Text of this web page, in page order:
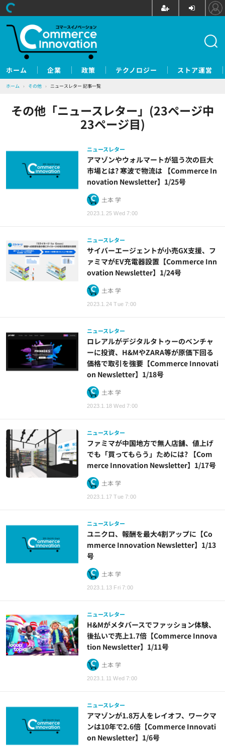
ホーム 企業 政策 テクノロジー ストア運営
ホーム › その他 › ニュースレター 記事一覧
その他「ニュースレター」(23ページ中
23ページ目)
ニュースレター
2023.1.25 Wed 7:00
アマゾンやウォルマートが狙う次の巨大
市場とは? 寒波で物流は 【Commerce In
novation Newsletter】1/25号
土本 学
ニュースレター
2023.1.24 Tue 7:00
サイバーエージェントが小売GX支援、フ
ァミマがEV充電器設置【Commerce Inn
ovation Newsletter】1/24号
土本 学
ニュースレター
2023.1.18 Wed 7:00
ロレアルがデジタルタトゥーのベンチャ
ーに投資、H&MやZARA等が原価下回る
価格で取引を強要【Commerce Innovati
on Newsletter】1/18号
土本 学
ニュースレター
2023.1.17 Tue 7:00
ファミマが中国地方で無人店舗、値上げ
でも「買ってもらう」ためには? 【Com
merce Innovation Newsletter】1/17号
土本 学
ニュースレター
2023.1.13 Fri 7:00
ユニクロ、報酬を最大4割アップに【Co
mmerce Innovation Newsletter】1/13
号
土本 学
ニュースレター
2023.1.11 Wed 7:00
H&Mがメタバースでファッション体験、
後払いで売上1.7倍【Commerce Innova
tion Newsletter】1/11号
土本 学
ニュースレター
アマゾンが1.8万人をレイオフ、ワークマ
ンは10年で2.6倍【Commerce Innovati
on Newsletter】1/6号